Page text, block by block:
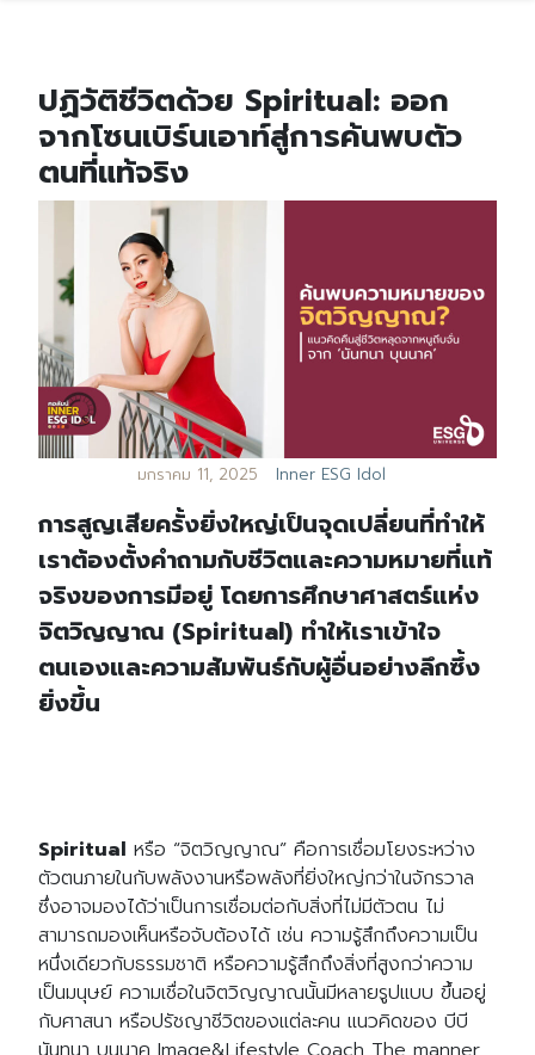
ปฏิวัติชีวิตด้วย Spiritual: ออก
จากโซนเบิร์นเอาท์สู่การค้นพบตัว
ตนที่แท้จริง
มกราคม 11, 2025 Inner ESG Idol
การสูญเสียครั้งยิ่งใหญ่เป็นจุดเปลี่ยนที่ทำให้
เราต้องตั้งคำถามกับชีวิตและความหมายที่แท้
จริงของการมีอยู่ โดยการศึกษาศาสตร์แห่ง
จิตวิญญาณ (Spiritual) ทำให้เราเข้าใจ
ตนเองและความสัมพันธ์กับผู้อื่นอย่างลึกซึ้ง
ยิ่งขึ้น
Spiritual หรือ “จิตวิญญาณ” คือการเชื่อมโยงระหว่าง
ตัวตนภายในกับพลังงานหรือพลังที่ยิ่งใหญ่กว่าในจักรวาล
ซึ่งอาจมองได้ว่าเป็นการเชื่อมต่อกับสิ่งที่ไม่มีตัวตน ไม่
สามารถมองเห็นหรือจับต้องได้ เช่น ความรู้สึกถึงความเป็น
หนึ่งเดียวกับธรรมชาติ หรือความรู้สึกถึงสิ่งที่สูงกว่าความ
เป็นมนุษย์ ความเชื่อในจิตวิญญาณนั้นมีหลายรูปแบบ ขึ้นอยู่
กับศาสนา หรือปรัชญาชีวิตของแต่ละคน แนวคิดของ บีบี